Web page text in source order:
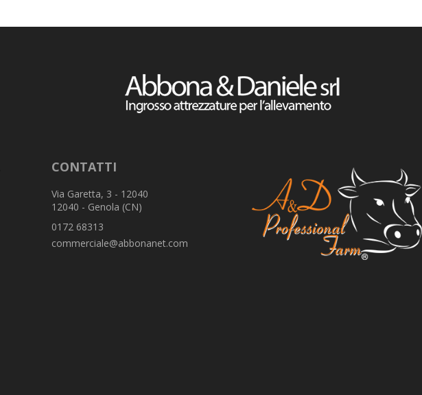
CONTATTI
Via Garetta, 3 - 12040
12040 - Genola (CN)
0172 68313
commerciale@abbonanet.com